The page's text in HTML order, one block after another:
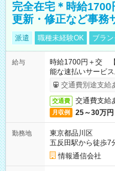
完全在宅＊時給
更新・修正など事務
派遣 職種未経験OK ブラ
給与
時給1700円＋交
能な速払いサービス
交通費別途支給
交通費 交通費支給
月収例 25～30万円
勤務地
東京都品川区
五反田駅から徒歩7
情報通信会社